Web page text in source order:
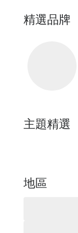
精選品牌
主題精選
地區